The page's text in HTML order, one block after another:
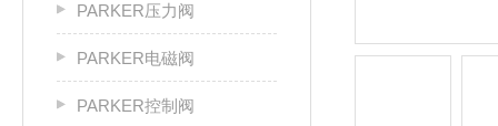
PARKER压力阀
PARKER电磁阀
PARKER控制阀